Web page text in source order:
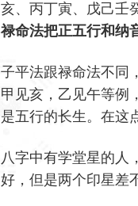
亥、丙丁寅、戊己壬
禄命法把正五行和纳
子平法跟禄命法不同
甲见亥，乙见午等例
是五行的长生。在这
八字中有学堂星的人
好，但是两个印星差